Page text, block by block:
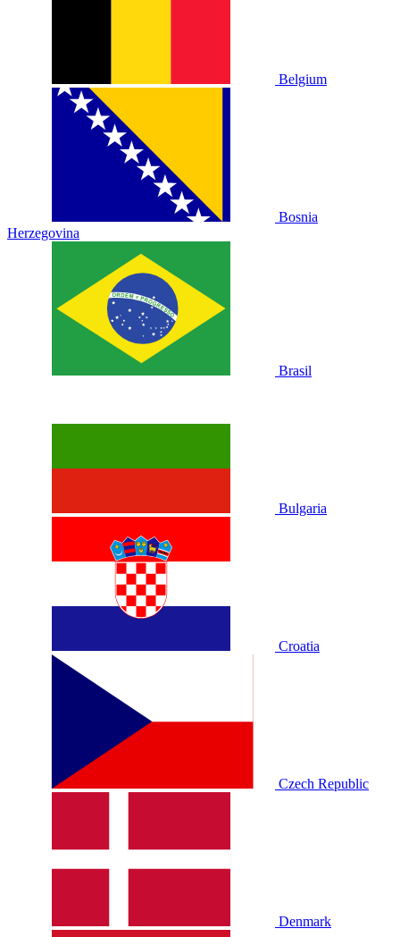
Belgium
Bosnia
Herzegovina
Brasil
Bulgaria
Croatia
Czech Republic
Denmark